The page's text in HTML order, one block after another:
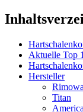
Aktuelle Top
Hersteller
Rimowa
Titan